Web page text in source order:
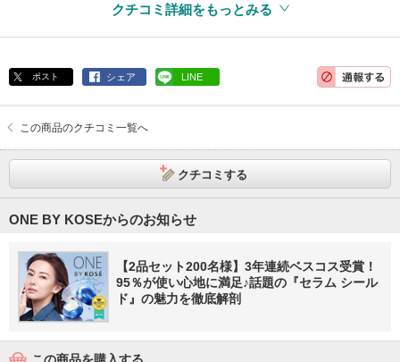
クチコミ詳細をもっとみる
ポスト シェア LINE
この商品のクチコミ一覧へ
クチコミする
ONE BY KOSEからのお知らせ
【2品セット200名様】3年連続ベスコス受賞！
95％が使い心地に満足♪話題の『セラム シール
ド』の魅力を徹底解剖
この商品を購入する